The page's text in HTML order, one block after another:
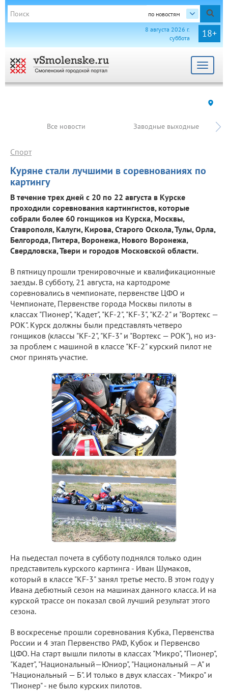
по новостям
18+
8 августа 2026 г.
суббота
Toggle
Все новости Заводные выходные
Куряне стали лучшими в соревнованиях по
картингу
Спорт
В течение трех дней с 20 по 22 августа в Курске
проходили соревнования картингистов, которые
собрали более 60 гонщиков из Курска, Москвы,
Ставрополя, Калуги, Кирова, Старого Оскола, Тулы, Орла,
Белгорода, Питера, Воронежа, Нового Воронежа,
Свердловска, Твери и городов Московской области.
В пятницу прошли тренировочные и квалификационные
заезды. В субботу, 21 августа, на картодроме
соревновались в чемпионате, первенстве ЦФО и
Чемпионате, Первенстве города Москвы пилоты в
классах "Пионер", "Кадет", "KF-2", "KF-3", "KZ-2" и "Вортекс —
РОК". Курск должны были представлять четверо
гонщиков (классы "KF-2", "KF-3" и "Вортекс — РОК"), но из-
за проблем с машиной в классе "KF-2" курский пилот не
смог принять участие.
На пьедестал почета в субботу поднялся только один
представитель курского картинга - Иван Шумаков,
который в классе "KF-3" занял третье место. В этом году у
Ивана дебютный сезон на машинах данного класса. И на
курской трассе он показал свой лучший результат этого
сезона.
В воскресенье прошли соревнования Кубка, Первенства
России и 4 этап Первенство РАФ, Кубок и Первенсво
ЦФО. На старт вышли пилоты в классах "Микро", "Пионер",
"Кадет", "Национальный—Юниор", "Национальный — А" и
"Национальный — Б". И только в двух классах - "Микро" и
"Пионер" - не было курских пилотов.